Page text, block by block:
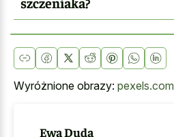
Wyróżnione obrazy: pexels.com
Ewa Duda